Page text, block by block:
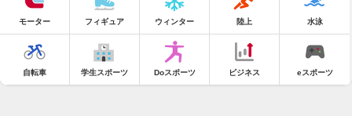
モーター フィギュア ウィンター 陸上 水泳
自転車 学生スポーツ Doスポーツ ビジネス eスポーツ